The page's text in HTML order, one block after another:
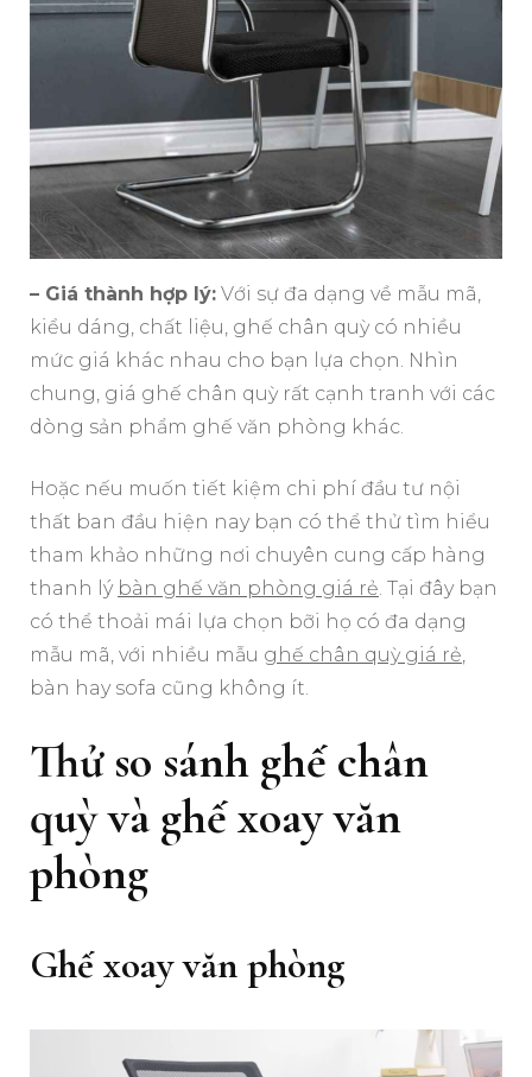
– Giá thành hợp lý: Với sự đa dạng về mẫu mã,
kiểu dáng, chất liệu, ghế chân quỳ có nhiều
mức giá khác nhau cho bạn lựa chọn. Nhìn
chung, giá ghế chân quỳ rất cạnh tranh với các
dòng sản phẩm ghế văn phòng khác.
Hoặc nếu muốn tiết kiệm chi phí đầu tư nội
thất ban đầu hiện nay bạn có thể thử tìm hiểu
tham khảo những nơi chuyên cung cấp hàng
thanh lý bàn ghế văn phòng giá rẻ. Tại đây bạn
có thể thoải mái lựa chọn bỡi họ có đa dạng
mẫu mã, với nhiều mẫu ghế chân quỳ giá rẻ,
bàn hay sofa cũng không ít.
Thử so sánh ghế chân
quỳ và ghế xoay văn
phòng
Ghế xoay văn phòng